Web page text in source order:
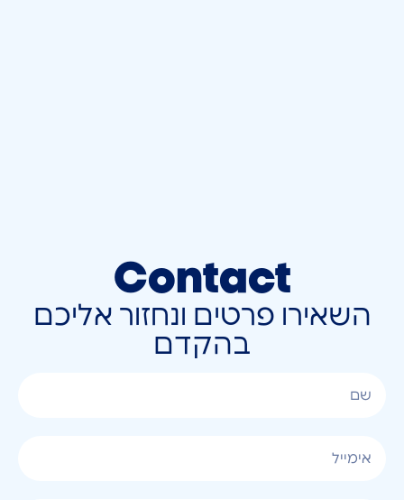
Contact
השאירו פרטים ונחזור אליכם
בהקדם